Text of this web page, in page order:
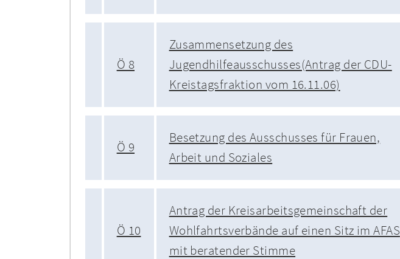
Ö 8
Zusammensetzung des
Jugendhilfeausschusses(Antrag der CDU-
Kreistagsfraktion vom 16.11.06)
Ö 9
Besetzung des Ausschusses für Frauen,
Arbeit und Soziales
Ö 10
Antrag der Kreisarbeitsgemeinschaft der
Wohlfahrtsverbände auf einen Sitz im AFAS
mit beratender Stimme